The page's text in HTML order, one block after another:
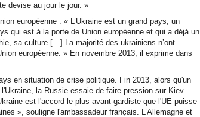
devise au jour le jour. »
européenne : « L’Ukraine est un grand pays, un
qui est à la porte de Union européenne et qui a déjà un
sa culture […] La majorité des ukrainiens n’ont
européenne. » En novembre 2013, il exprime dans
en situation de crise politique. Fin 2013, alors qu'un
la Russie essaie de faire pression sur Kiev
est l'accord le plus avant-gardiste que l'UE puisse
», souligne l'ambassadeur français. L’Allemagne et